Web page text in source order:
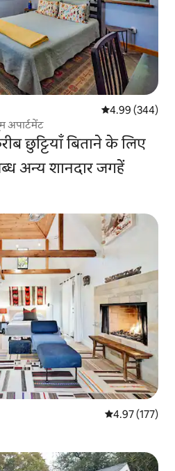
औसत रेटिंग 5 में से
4.99 (344)
अपार्टमेंट
छुट्टियाँ बिताने के लिए
अन्य शानदार जगहें
औसत रेटिंग 5 में से
4.97 (177)